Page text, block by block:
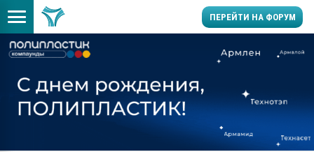
ПЕРЕЙТИ НА ФОРУМ
Вакуум-формовочные
28.07.2026